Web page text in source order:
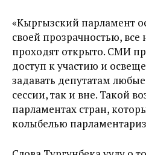
«Кыргызский парламент
своей прозрачностью,
проходят открыто. СМИ
доступ к участию и
задавать депутатам
сессии, так и вне. Такой
парламентах стран,
колыбелью